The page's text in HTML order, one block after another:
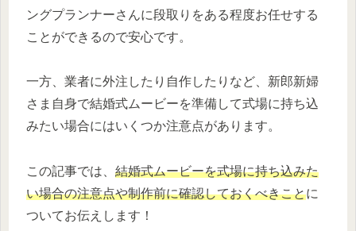
ングプランナーさんに段取りをある程度お任せする
ことができるので安心です。
一方、業者に外注したり自作したりなど、新郎新婦
さま自身で結婚式ムービーを準備して式場に持ち込
みたい場合にはいくつか注意点があります。
この記事では、 結婚式ムービーを式場に持ち込みた
い場合の注意点や制作前に確認しておくべきことに
ついてお伝えします！